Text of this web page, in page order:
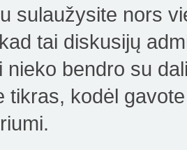
sulaužysite nors
tai diskusijų
nieko bendro su
tikras, kodėl